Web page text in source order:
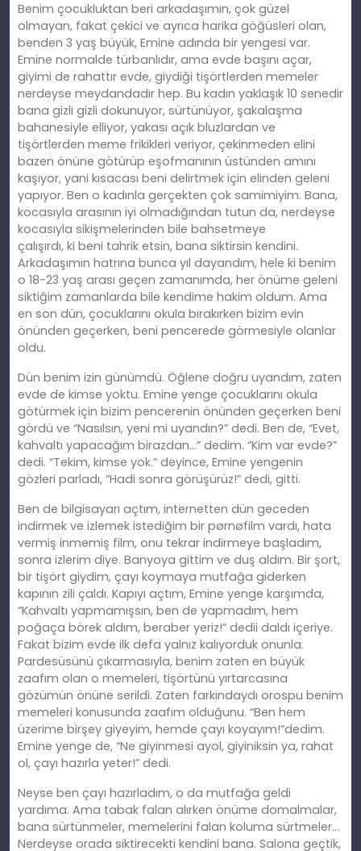
Benim çocukluktan beri arkadaşımın, çok güzel
olmayan, fakat çekici ve ayrıca harika göğüsleri olan,
benden 3 yaş büyük, Emine adında bir yengesi var.
Emine normalde türbanlıdır, ama evde başını açar,
giyimi de rahattır evde, giydiği tişörtlerden memeler
nerdeyse meydandadır hep. Bu kadın yaklaşık 10 senedir
bana gizli gizli dokunuyor, sürtünüyor, şakalaşma
bahanesiyle elliyor, yakası açık bluzlardan ve
tişörtlerden meme frikikleri veriyor, çekinmeden elini
bazen önüne götürüp eşofmanının üstünden amını
kaşıyor, yani kısacası beni delirtmek için elinden geleni
yapıyor. Ben o kadınla gerçekten çok samimiyim. Bana,
kocasıyla arasının iyi olmadığından tutun da, nerdeyse
kocasıyla sikişmelerinden bile bahsetmeye
çalışırdı, ki beni tahrik etsin, bana siktirsin kendini.
Arkadaşımın hatrına bunca yıl dayandım, hele ki benim
o 18-23 yaş arası geçen zamanımda, her önüme geleni
siktiğim zamanlarda bile kendime hakim oldum. Ama
en son dün, çocuklarını okula bırakırken bizim evin
önünden geçerken, beni pencerede görmesiyle olanlar
oldu.
Dün benim izin günümdü. Öğlene doğru uyandım, zaten
evde de kimse yoktu. Emine yenge çocuklarını okula
götürmek için bizim pencerenin önünden geçerken beni
gördü ve “Nasılsın, yeni mi uyandın?” dedi. Ben de, “Evet,
kahvaltı yapacağım birazdan…” dedim. “Kim var evde?”
dedi. “Tekim, kimse yok.” deyince, Emine yengenin
gözleri parladı, “Hadi sonra görüşürüz!” dedi, gitti.
Ben de bilgisayarı açtım, internetten dün geceden
indirmek ve izlemek istediğim bir pørnøfilm vardı, hata
vermiş inmemiş film, onu tekrar indirmeye başladım,
sonra izlerim diye. Banyoya gittim ve duş aldım. Bir şort,
bir tişört giydim, çayı koymaya mutfağa giderken
kapının zili çaldı. Kapıyı açtım, Emine yenge karşımda,
“Kahvaltı yapmamışsın, ben de yapmadım, hem
poğaça börek aldım, beraber yeriz!” dedii daldı içeriye.
Fakat bizim evde ilk defa yalnız kalıyorduk onunla.
Pardesüsünü çıkarmasıyla, benim zaten en büyük
zaafım olan o memeleri, tişörtünü yırtarcasına
gözümün önüne serildi. Zaten farkındaydı orospu benim
memeleri konusunda zaafım olduğunu. “Ben hem
üzerime birşey giyeyim, hemde çayı koyayım!”dedim.
Emine yenge de, “Ne giyinmesi ayol, giyiniksin ya, rahat
ol, çayı hazırla yeter!” dedi.
Neyse ben çayı hazırladım, o da mutfağa geldi
yardıma. Ama tabak falan alırken önüme domalmalar,
bana sürtünmeler, memelerini falan koluma sürtmeler…
Nerdeyse orada siktirecekti kendini bana. Salona geçtik,